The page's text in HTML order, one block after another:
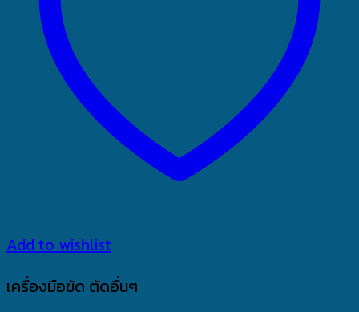
Add to wishlist
เครื่องมือขัด ตัดอื่นๆ